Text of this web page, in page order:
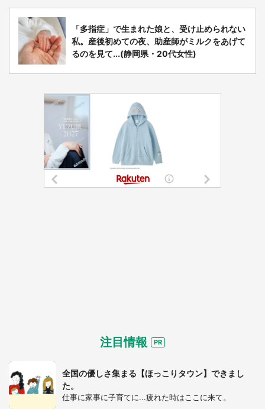
「多指症」で生まれた娘と、受け止められない
私。産後初めての夜、助産師がミルクをあげて
るのを見て...(静岡県・20代女性)
注目情報
全国の優しさ集まる【ほっこりタウン】できまし
た。
仕事に家事に子育てに...疲れた時はここに来て。